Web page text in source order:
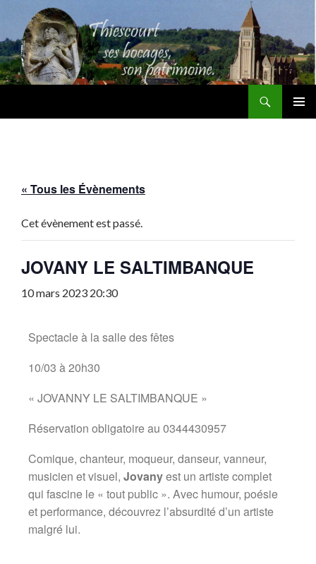
« Tous les Évènements
Cet évènement est passé.
JOVANY LE SALTIMBANQUE
10 mars 2023 20:30
Spectacle à la salle des fêtes
10/03 à 20h30
« JOVANNY LE SALTIMBANQUE »
Réservation obligatoire au 0344430957
Comique, chanteur, moqueur, danseur, vanneur,
musicien et visuel, Jovanyest un artiste complet
qui fascine le « tout public ». Avec humour, poésie
et performance, découvrez l’absurdité d’un artiste
malgré lui.